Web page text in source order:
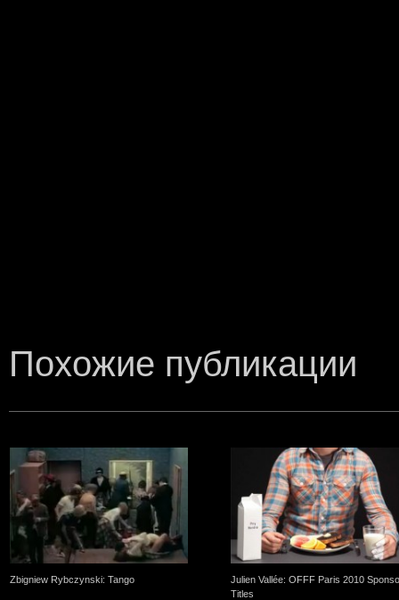
Похожие публикации
Zbigniew Rybczynski: Tango
Julien Vallée: OFFF Paris 2010
Titles